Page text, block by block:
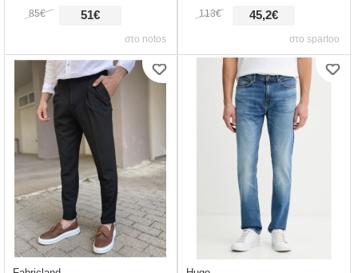
στο notos
51€
85€
στο spartoo
45,2€
113€